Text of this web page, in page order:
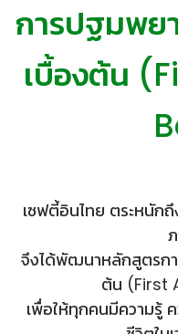
การปฐมพย
เบื้องต้น
เซฟตี้อินไทย ตระหนัก
จึงได้พัฒนาหลักสูตรก
ต้น (First
เพื่อให้ทุกคนมีความรู้ ค